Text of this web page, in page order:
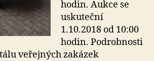
hodin. Aukce se
uskuteční
1.10.2018 od 10:00
hodin. Podrobnosti
veřejných zakázek